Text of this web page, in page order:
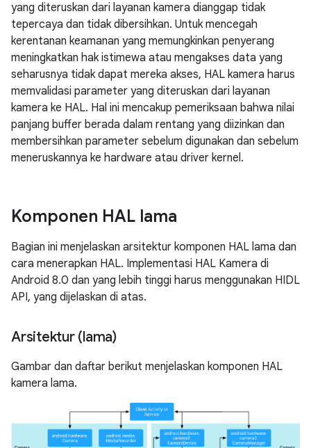
yang diteruskan dari layanan kamera dianggap tidak
tepercaya dan tidak dibersihkan. Untuk mencegah
kerentanan keamanan yang memungkinkan penyerang
meningkatkan hak istimewa atau mengakses data yang
seharusnya tidak dapat mereka akses, HAL kamera harus
memvalidasi parameter yang diteruskan dari layanan
kamera ke HAL. Hal ini mencakup pemeriksaan bahwa nilai
panjang buffer berada dalam rentang yang diizinkan dan
membersihkan parameter sebelum digunakan dan sebelum
meneruskannya ke hardware atau driver kernel.
Komponen HAL lama
Bagian ini menjelaskan arsitektur komponen HAL lama dan
cara menerapkan HAL. Implementasi HAL Kamera di
Android 8.0 dan yang lebih tinggi harus menggunakan HIDL
API, yang dijelaskan di atas.
Arsitektur (lama)
Gambar dan daftar berikut menjelaskan komponen HAL
kamera lama.